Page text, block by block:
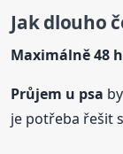
Jak dlouho
Maximálně 48
Průjem u psa
je potřeba řešit